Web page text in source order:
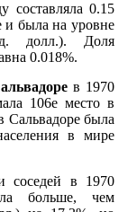
составляла 0.15
и была на уровне
долл.). Доля
0.018%.
в 1970
106е место в
Сальвадоре была
в мире
соседей в 1970
больше, чем